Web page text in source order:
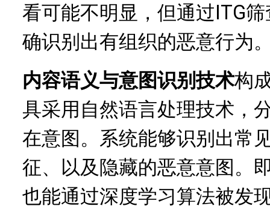
看可能不明显，但通过ITG
确识别出有组织的恶意行为
内容语义与意图识别技术构
具采用自然语言处理技术，
在意图。系统能够识别出常
征、以及隐藏的恶意意图。
也能通过深度学习算法被发